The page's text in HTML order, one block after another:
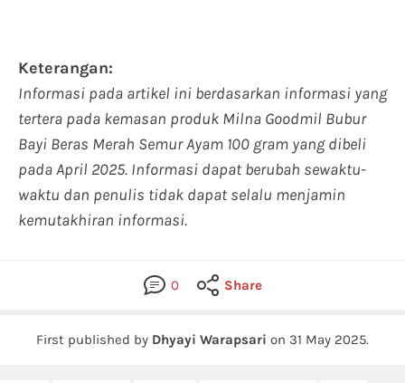
Keterangan:
Informasi pada artikel ini berdasarkan informasi yang
tertera pada kemasan produk Milna Goodmil Bubur
Bayi Beras Merah Semur Ayam 100 gram yang dibeli
pada April 2025. Informasi dapat berubah sewaktu-
waktu dan penulis tidak dapat selalu menjamin
kemutakhiran informasi.
0 Share
First published by Dhyayi Warapsari on 31 May 2025.